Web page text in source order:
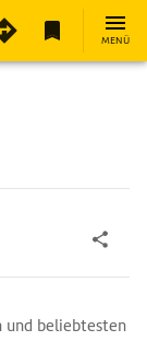
MENÜ
und beliebtesten